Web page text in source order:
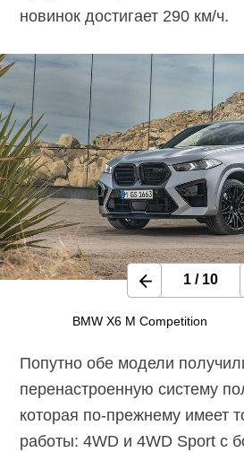
новинок достигает 290 км/ч.
BMW X6 M Competition
1/ 10
Попутно обе модели
перенастроенную систему
которая по-прежнему имеет
работы: 4WD и 4WD Sport с